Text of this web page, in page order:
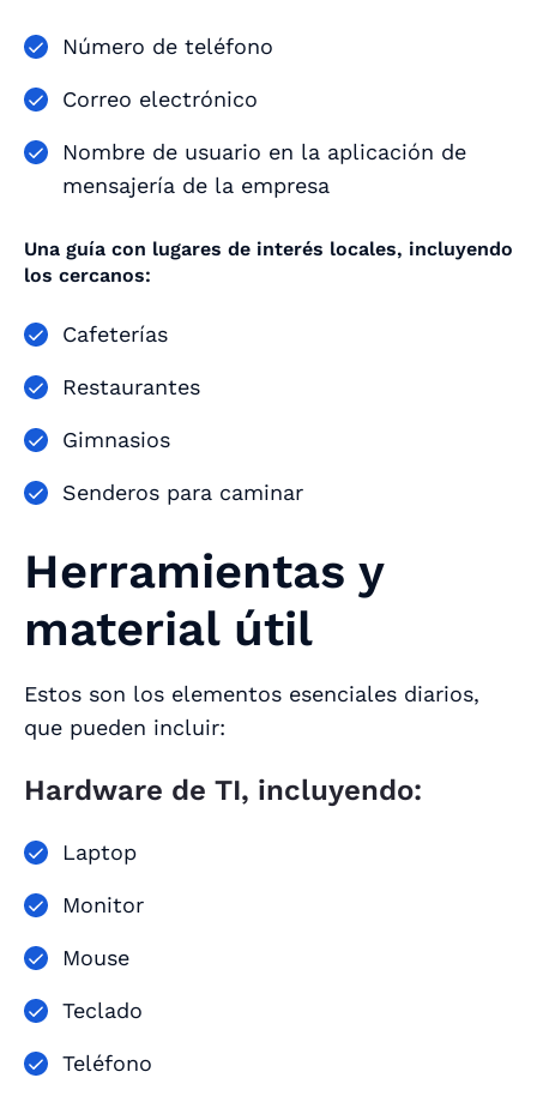
Número de teléfono
Correo electrónico
Nombre de usuario en la aplicación de
mensajería de la empresa
Una guía con lugares de interés locales, incluyendo
los cercanos:
Cafeterías
Restaurantes
Gimnasios
Senderos para caminar
Herramientas y
material útil
Estos son los elementos esenciales diarios,
que pueden incluir:
Hardware de TI, incluyendo:
Laptop
Monitor
Mouse
Teclado
Teléfono